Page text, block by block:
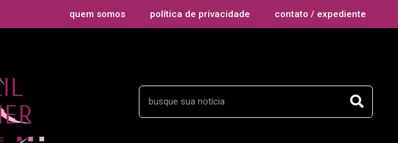
quem somos política de privacidade contato / expediente